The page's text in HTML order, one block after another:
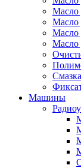
Масло
Масло
Масло
Масло
Смазка
Машины